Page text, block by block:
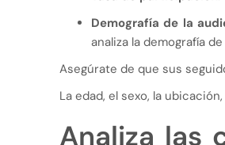
Demografía de la
analiza la demografía
Asegúrate de que sus
La edad, el sexo, la
Analiza las